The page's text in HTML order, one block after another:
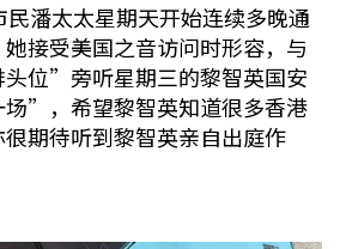
潘太太星期天开始连续多晚通
接受美国之音访问时形容，与
位”旁听星期三的黎智英国安
”，希望黎智英知道很多香港
期待听到黎智英亲自出庭作